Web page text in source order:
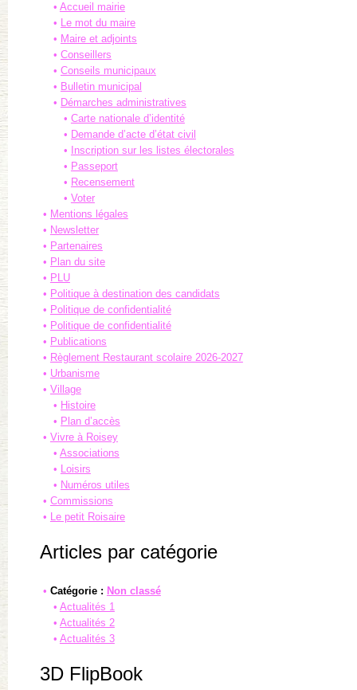
Accueil mairie
Le mot du maire
Maire et adjoints
Conseillers
Conseils municipaux
Bulletin municipal
Démarches administratives
Carte nationale d’identité
Demande d’acte d’état civil
Inscription sur les listes électorales
Passeport
Recensement
Voter
Mentions légales
Newsletter
Partenaires
Plan du site
PLU
Politique à destination des candidats
Politique de confidentialité
Politique de confidentialité
Publications
Règlement Restaurant scolaire 2026-2027
Urbanisme
Village
Histoire
Plan d’accès
Vivre à Roisey
Associations
Loisirs
Numéros utiles
Commissions
Le petit Roisaire
Articles par catégorie
Catégorie : Non classé
Actualités 1
Actualités 2
Actualités 3
3D FlipBook